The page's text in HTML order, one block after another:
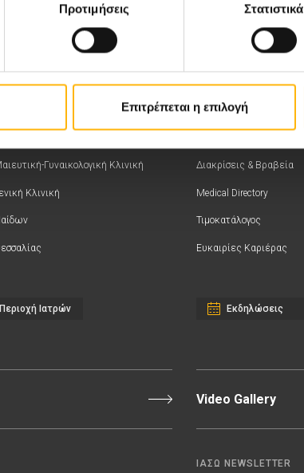
Προτιμήσεις Στατιστικά
Επιτρέπεται η επιλογή
Γυναικολογική Κλινική
Κλινική
Περιοχή Ιατρών
Διακρίσεις & Βραβεία
Medical Directory
Τιμοκατάλογος
Ευκαιρίες Καριέρας
Εκδηλώσεις
Video Gallery
ΙΑΣΩ NEWSLETTER